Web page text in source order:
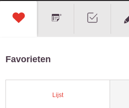
Favorieten
Lijst